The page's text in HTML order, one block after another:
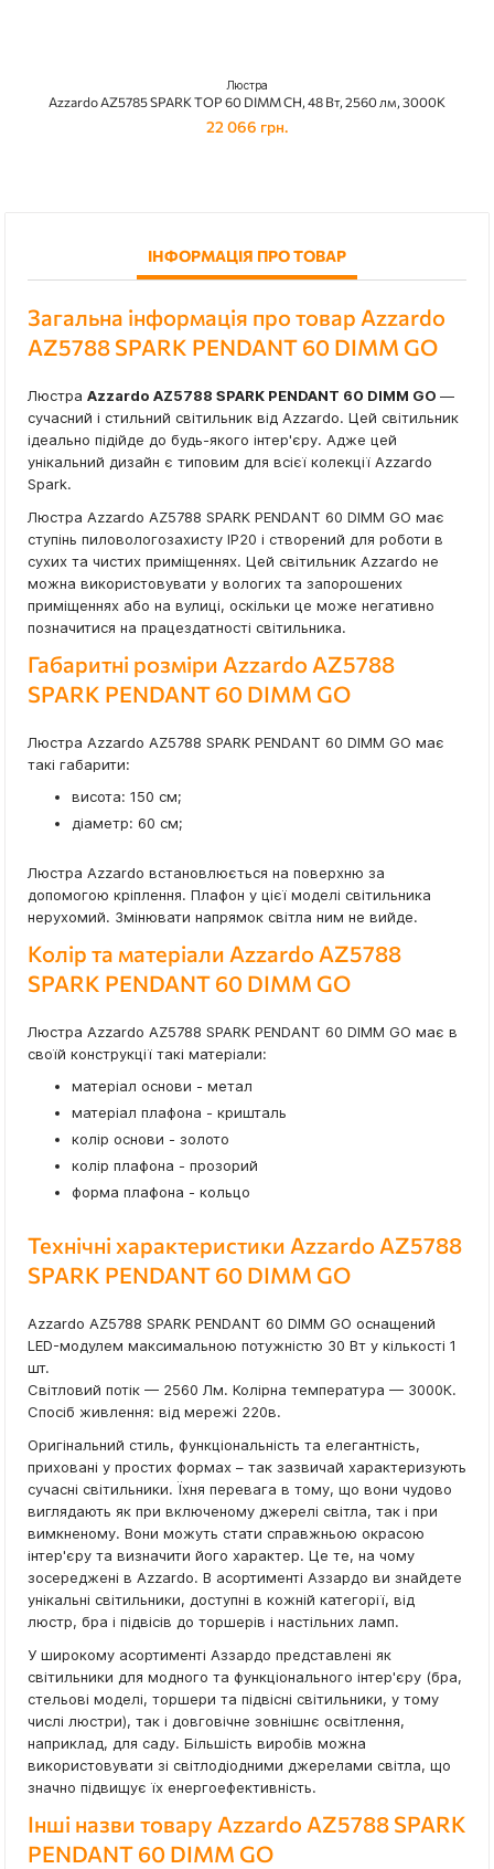
Люстра
Azzardo AZ5785 SPARK TOP 60 DIMM CH, 48 Вт, 2560 лм, 3000К
22 066 грн.
ІНФОРМАЦІЯ ПРО ТОВАР
Загальна інформація про товар Azzardo
AZ5788 SPARK PENDANT 60 DIMM GO
Люстра Azzardo AZ5788 SPARK PENDANT 60 DIMM GO —
сучасний і стильний світильник від Azzardo. Цей світильник
ідеально підійде до будь-якого інтер'єру. Адже цей
унікальний дизайн є типовим для всієї колекції Azzardo
Spark.
Люстра Azzardo AZ5788 SPARK PENDANT 60 DIMM GO має
ступінь пиловологозахисту IP20 і створений для роботи в
сухих та чистих приміщеннях. Цей світильник Azzardo не
можна використовувати у вологих та запорошених
приміщеннях або на вулиці, оскільки це може негативно
позначитися на працездатності світильника.
Габаритні розміри Azzardo AZ5788
SPARK PENDANT 60 DIMM GO
Люстра Azzardo AZ5788 SPARK PENDANT 60 DIMM GO має
такі габарити:
висота: 150 см;
діаметр: 60 см;
Люстра Azzardo встановлюється на поверхню за
допомогою кріплення. Плафон у цієї моделі світильника
нерухомий. Змінювати напрямок світла ним не вийде.
Колір та матеріали Azzardo AZ5788
SPARK PENDANT 60 DIMM GO
Люстра Azzardo AZ5788 SPARK PENDANT 60 DIMM GO має в
своїй конструкції такі матеріали:
матеріал основи - метал
матеріал плафона - кришталь
колір основи - золото
колір плафона - прозорий
форма плафона - кольцо
Технічні характеристики Azzardo AZ5788
SPARK PENDANT 60 DIMM GO
Azzardo AZ5788 SPARK PENDANT 60 DIMM GO оснащений
LED-модулем максимальною потужністю 30 Вт у кількості 1
шт.
Світловий потік — 2560 Лм. Колірна температура — 3000К.
Спосіб живлення: від мережі 220в.
Оригінальний стиль, функціональність та елегантність,
приховані у простих формах – так зазвичай характеризують
сучасні світильники. Їхня перевага в тому, що вони чудово
виглядають як при включеному джерелі світла, так і при
вимкненому. Вони можуть стати справжньою окрасою
інтер'єру та визначити його характер. Це те, на чому
зосереджені в Azzardo. В асортименті Аззардо ви знайдете
унікальні світильники, доступні в кожній категорії, від
люстр, бра і підвісів до торшерів і настільних ламп.
У широкому асортименті Аззардо представлені як
світильники для модного та функціонального інтер'єру (бра,
стельові моделі, торшери та підвісні світильники, у тому
числі люстри), так і довговічне зовнішнє освітлення,
наприклад, для саду. Більшість виробів можна
використовувати зі світлодіодними джерелами світла, що
значно підвищує їх енергоефективність.
Інші назви товару Azzardo AZ5788 SPARK
PENDANT 60 DIMM GO